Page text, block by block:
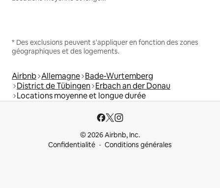
* Des exclusions peuvent s'appliquer en fonction des zones
géographiques et des logements.
Airbnb Allemagne Bade-Wurtemberg
District de Tübingen Erbach an der Donau
Locations moyenne et longue durée
© 2026 Airbnb, Inc.
Confidentialité
Conditions générales